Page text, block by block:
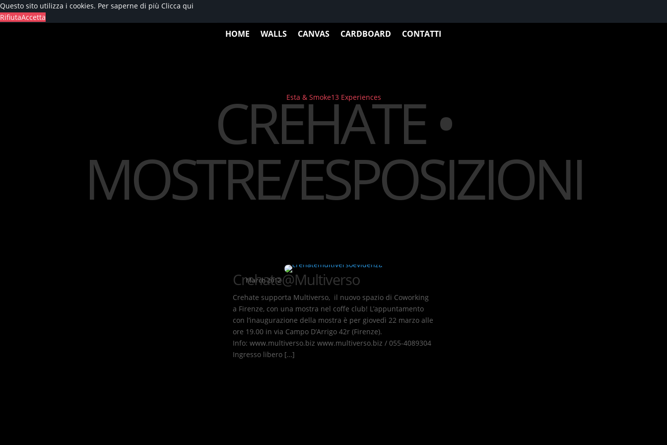
Questo sito utilizza i cookies. Per saperne di più Clicca qui
RifiutaAccetta
HOME WALLS CANVAS CARDBOARD CONTATTI
Esta & Smoke13 Experiences
CREHATE•
MOSTRE/ESPOSIZIONI
March 2012
Crehate@Multiverso
Crehate supporta Multiverso, il nuovo spazio di Coworking
a Firenze, con una mostra nel coffe club! L’appuntamento
con l’inaugurazione della mostra è per giovedì 22 marzo alle
ore 19.00 in via Campo D’Arrigo 42r (Firenze).
Info: www.multiverso.biz www.multiverso.biz / 055-4089304
Ingresso libero […]